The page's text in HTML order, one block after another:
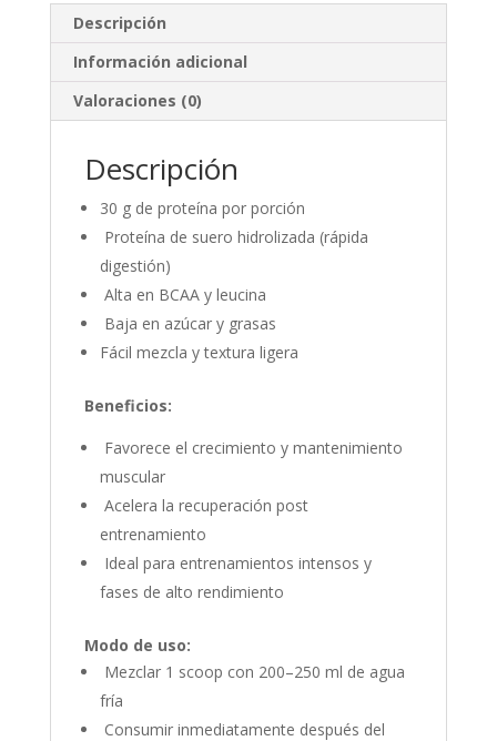
Descripción
Información adicional
Valoraciones (0)
Descripción
30 g de proteína por porción
Proteína de suero hidrolizada (rápida
digestión)
Alta en BCAA y leucina
Baja en azúcar y grasas
Fácil mezcla y textura ligera
Beneficios:
Favorece el crecimiento y mantenimiento
muscular
Acelera la recuperación post
entrenamiento
Ideal para entrenamientos intensos y
fases de alto rendimiento
Modo de uso:
Mezclar 1 scoop con 200–250 ml de agua
fría
Consumir inmediatamente después del